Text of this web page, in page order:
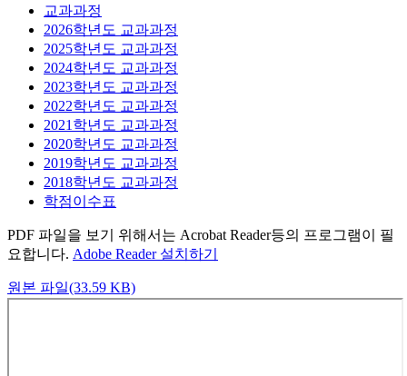
교과과정
2026학년도 교과과정
2025학년도 교과과정
2024학년도 교과과정
2023학년도 교과과정
2022학년도 교과과정
2021학년도 교과과정
2020학년도 교과과정
2019학년도 교과과정
2018학년도 교과과정
학점이수표
PDF 파일을 보기 위해서는 Acrobat Reader등의 프로그램이 필
요합니다. Adobe Reader 설치하기
원본 파일(33.59 KB)